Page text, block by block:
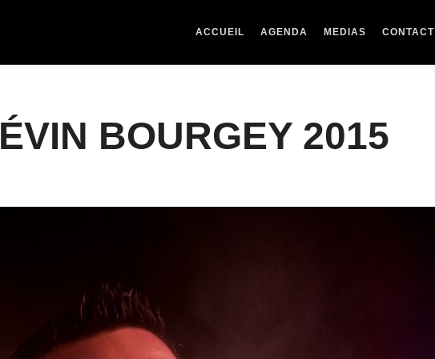
ACCUEIL AGENDA MEDIAS CONTACT
BOURGEY 2015